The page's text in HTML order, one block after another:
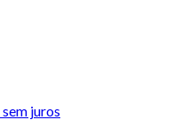
sem juros